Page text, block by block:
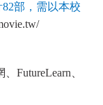
82部，需以本校
FutureLearn